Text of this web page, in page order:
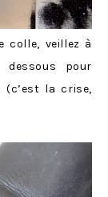
colle, veillez à
pour
la crise,